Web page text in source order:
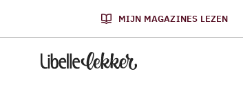
MIJN MAGAZINES LEZEN